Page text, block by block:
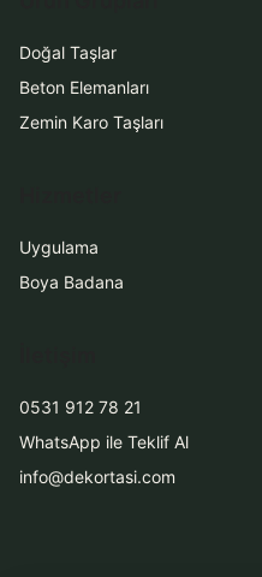
Doğal Taşlar
Beton Elemanları
Zemin Karo Taşları
Uygulama
Boya Badana
0531 912 78 21
WhatsApp ile Teklif Al
info@dekortasi.com